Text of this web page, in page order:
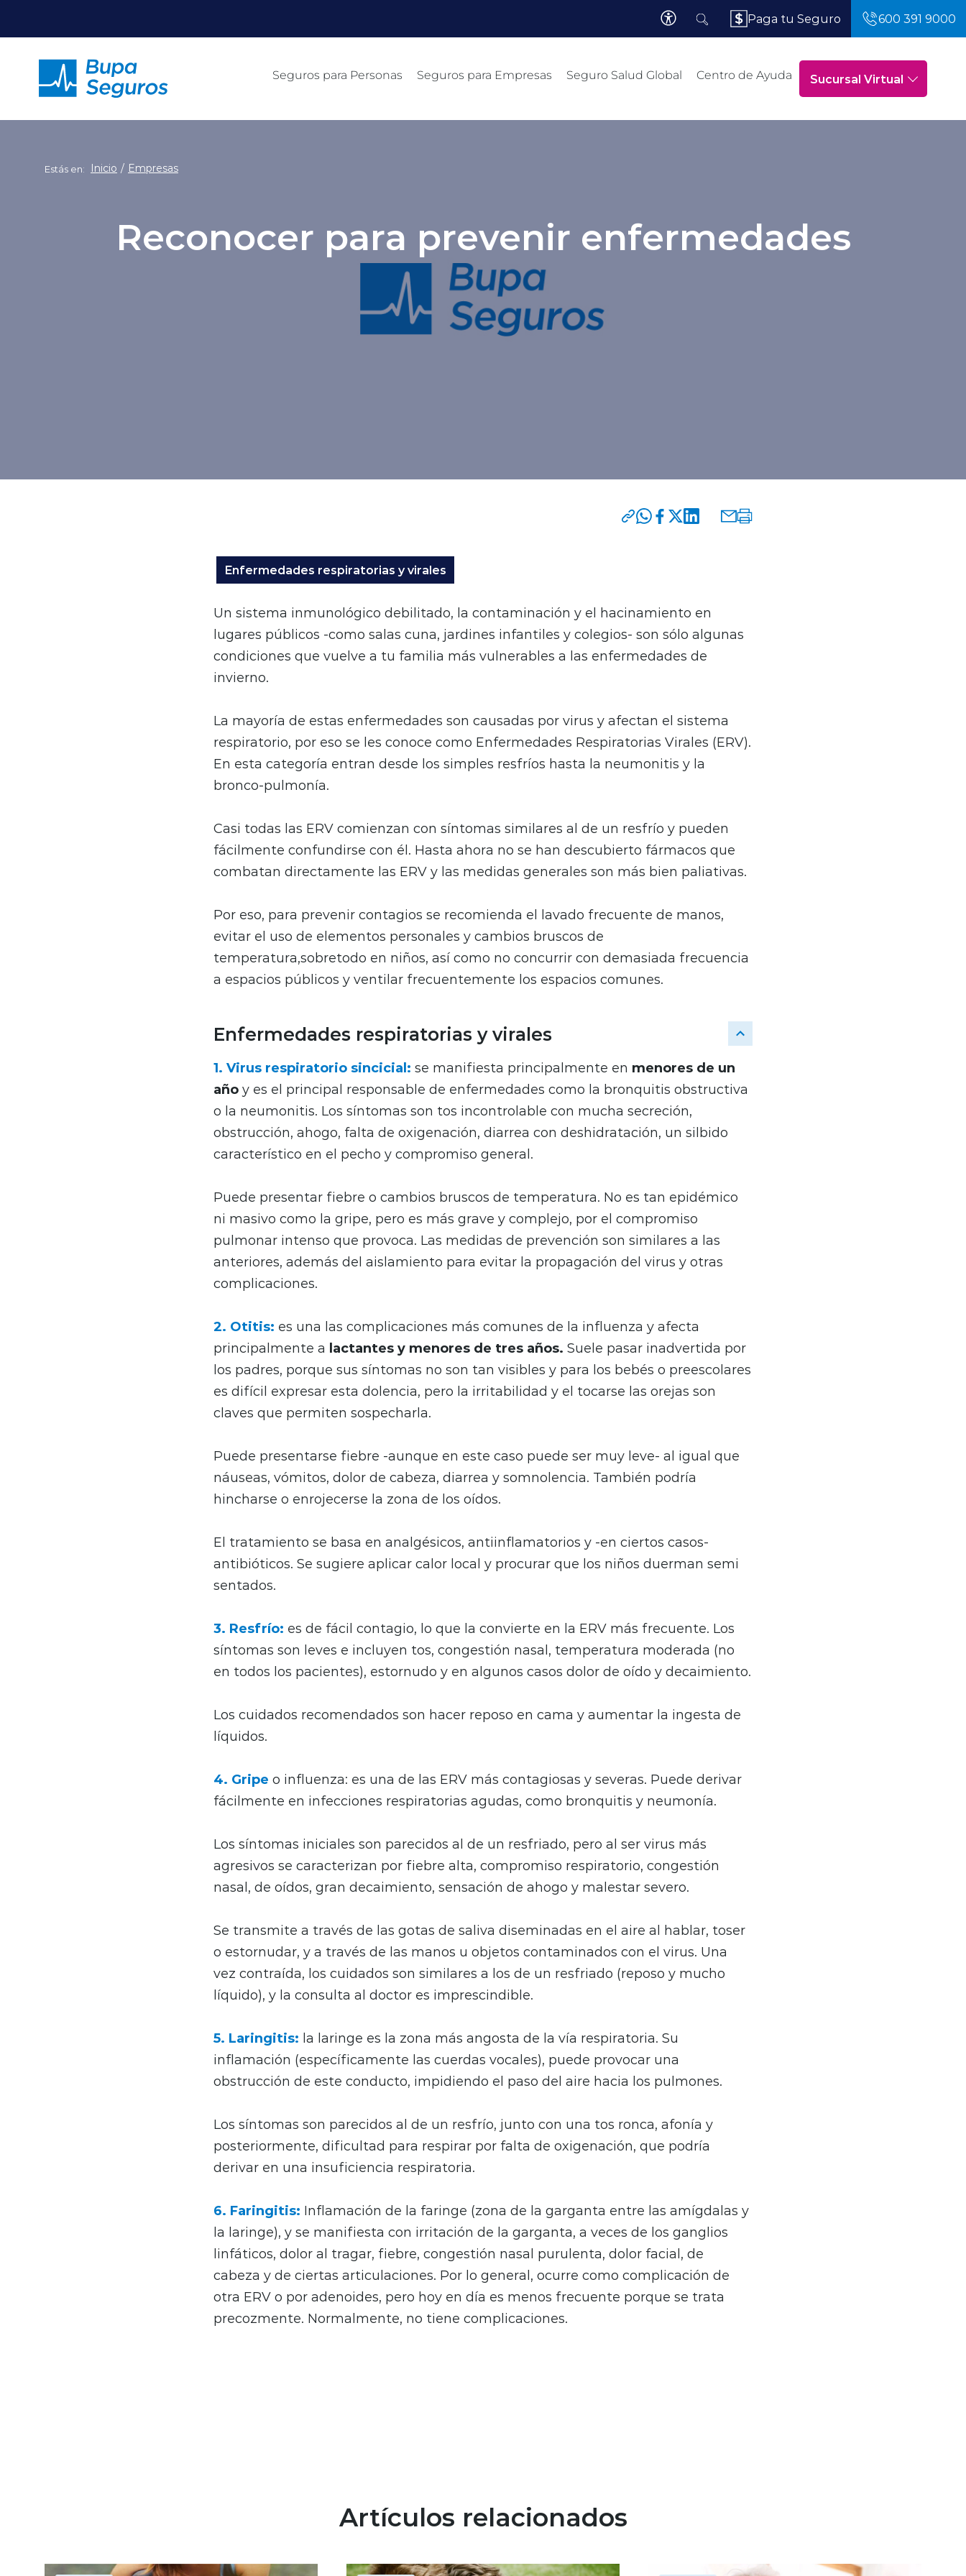
Paga tu Seguro
600 391 9000
Seguros para Personas Seguros para Empresas Seguro Salud Global Centro de Ayuda Sucursal Virtual
Estás en: Inicio Empresas
Reconocer para prevenir enfermedades
Enfermedades respiratorias y virales
Un sistema inmunológico debilitado, la contaminación y el hacinamiento en
lugares públicos -como salas cuna, jardines infantiles y colegios- son sólo algunas
condiciones que vuelve a tu familia más vulnerables a las enfermedades de
invierno.
La mayoría de estas enfermedades son causadas por virus y afectan el sistema
respiratorio, por eso se les conoce como Enfermedades Respiratorias Virales (ERV).
En esta categoría entran desde los simples resfríos hasta la neumonitis y la
bronco-pulmonía.
Casi todas las ERV comienzan con síntomas similares al de un resfrío y pueden
fácilmente confundirse con él. Hasta ahora no se han descubierto fármacos que
combatan directamente las ERV y las medidas generales son más bien paliativas.
Por eso, para prevenir contagios se recomienda el lavado frecuente de manos,
evitar el uso de elementos personales y cambios bruscos de
temperatura,sobretodo en niños, así como no concurrir con demasiada frecuencia
a espacios públicos y ventilar frecuentemente los espacios comunes.
Enfermedades respiratorias y virales
1. Virus respiratorio sincicial: se manifiesta principalmente en menores de un
año y es el principal responsable de enfermedades como la bronquitis obstructiva
o la neumonitis. Los síntomas son tos incontrolable con mucha secreción,
obstrucción, ahogo, falta de oxigenación, diarrea con deshidratación, un silbido
característico en el pecho y compromiso general.
Puede presentar fiebre o cambios bruscos de temperatura. No es tan epidémico
ni masivo como la gripe, pero es más grave y complejo, por el compromiso
pulmonar intenso que provoca. Las medidas de prevención son similares a las
anteriores, además del aislamiento para evitar la propagación del virus y otras
complicaciones.
2. Otitis: es una las complicaciones más comunes de la influenza y afecta
principalmente a lactantes y menores de tres años. Suele pasar inadvertida por
los padres, porque sus síntomas no son tan visibles y para los bebés o preescolares
es difícil expresar esta dolencia, pero la irritabilidad y el tocarse las orejas son
claves que permiten sospecharla.
Puede presentarse fiebre -aunque en este caso puede ser muy leve- al igual que
náuseas, vómitos, dolor de cabeza, diarrea y somnolencia. También podría
hincharse o enrojecerse la zona de los oídos.
El tratamiento se basa en analgésicos, antiinflamatorios y -en ciertos casos-
antibióticos. Se sugiere aplicar calor local y procurar que los niños duerman semi
sentados.
3. Resfrío: es de fácil contagio, lo que la convierte en la ERV más frecuente. Los
síntomas son leves e incluyen tos, congestión nasal, temperatura moderada (no
en todos los pacientes), estornudo y en algunos casos dolor de oído y decaimiento.
Los cuidados recomendados son hacer reposo en cama y aumentar la ingesta de
líquidos.
4. Gripe o influenza: es una de las ERV más contagiosas y severas. Puede derivar
fácilmente en infecciones respiratorias agudas, como bronquitis y neumonía.
Los síntomas iniciales son parecidos al de un resfriado, pero al ser virus más
agresivos se caracterizan por fiebre alta, compromiso respiratorio, congestión
nasal, de oídos, gran decaimiento, sensación de ahogo y malestar severo.
Se transmite a través de las gotas de saliva diseminadas en el aire al hablar, toser
o estornudar, y a través de las manos u objetos contaminados con el virus. Una
vez contraída, los cuidados son similares a los de un resfriado (reposo y mucho
líquido), y la consulta al doctor es imprescindible.
5. Laringitis: la laringe es la zona más angosta de la vía respiratoria. Su
inflamación (específicamente las cuerdas vocales), puede provocar una
obstrucción de este conducto, impidiendo el paso del aire hacia los pulmones.
Los síntomas son parecidos al de un resfrío, junto con una tos ronca, afonía y
posteriormente, dificultad para respirar por falta de oxigenación, que podría
derivar en una insuficiencia respiratoria.
6. Faringitis: Inflamación de la faringe (zona de la garganta entre las amígdalas y
la laringe), y se manifiesta con irritación de la garganta, a veces de los ganglios
linfáticos, dolor al tragar, fiebre, congestión nasal purulenta, dolor facial, de
cabeza y de ciertas articulaciones. Por lo general, ocurre como complicación de
otra ERV o por adenoides, pero hoy en día es menos frecuente porque se trata
precozmente. Normalmente, no tiene complicaciones.
Artículos relacionados